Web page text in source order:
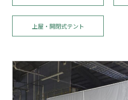
上屋・開閉式テント